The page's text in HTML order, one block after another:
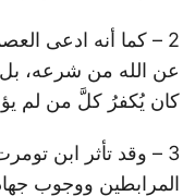
2 – كما أنه ادعى
عن الله من شرعه،
كان يُكفرُ كلَّ من لم
3 – وقد تأثر ابن
المرابطين ووجوب